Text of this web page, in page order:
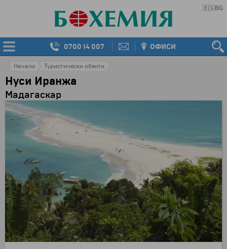
🇧🇬BG
0700 14 007 ОФИСИ
Начало Туристически обекти
Нуси Иранжа
Мадагаскар